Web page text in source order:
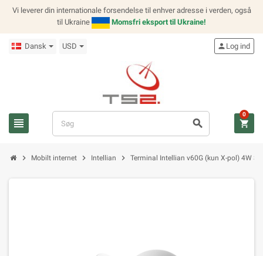
Vi leverer din internationale forsendelse til enhver adresse i verden, også
til Ukraine
Momsfri eksport til Ukraine!
Dansk USD
view_headline search
person Log ind
shopping_cart
0
chevron_right Mobilt internet chevron_right Intellian chevron_right Terminal Intellian v60G (kun X-pol) 4W